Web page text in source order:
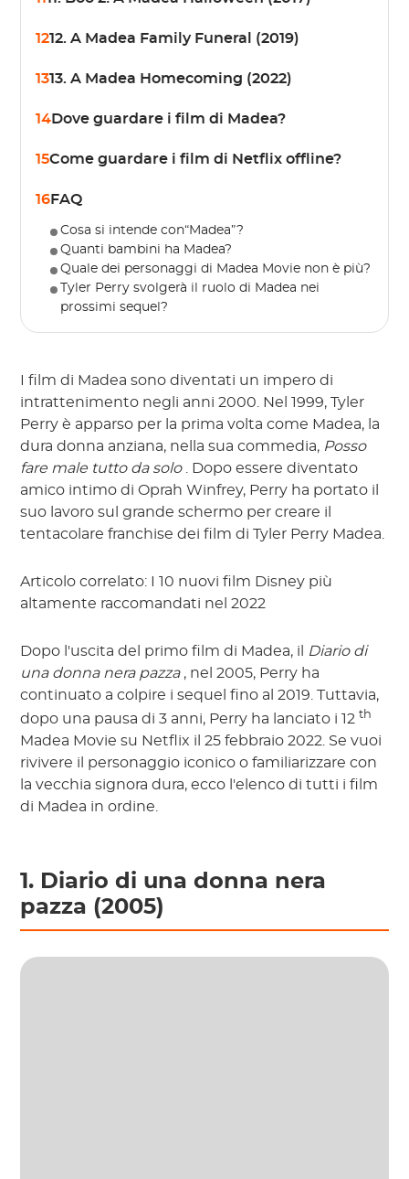
1212. A Madea Family Funeral (2019)
1313. A Madea Homecoming (2022)
14Dove guardare i film di Madea?
15Come guardare i film di Netflix offline?
16FAQ
Cosa si intende con“Madea”?
Quanti bambini ha Madea?
Quale dei personaggi di Madea Movie non è più?
Tyler Perry svolgerà il ruolo di Madea nei
prossimi sequel?
I film di Madea sono diventati un impero di
intrattenimento negli anni 2000. Nel 1999, Tyler
Perry è apparso per la prima volta come Madea, la
dura donna anziana, nella sua commedia, Posso
fare male tutto da solo
. Dopo essere diventato
amico intimo di Oprah Winfrey, Perry ha portato il
suo lavoro sul grande schermo per creare il
tentacolare franchise dei film di Tyler Perry Madea.
Articolo correlato: I 10 nuovi film Disney più
altamente raccomandati nel 2022
Dopo l'uscita del primo film di Madea, il
Diario di
una donna nera pazza , nel 2005, Perry ha
continuato a colpire i sequel fino al 2019. Tuttavia,
dopo una pausa di 3 anni, Perry ha lanciato i 12 th
Madea Movie su Netflix il 25 febbraio 2022. Se vuoi
rivivere il personaggio iconico o familiarizzare con
la vecchia signora dura, ecco l'elenco di tutti i film
di Madea in ordine.
1. Diario di una donna nera
pazza (2005)